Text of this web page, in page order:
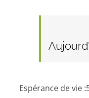
Espérance de vie